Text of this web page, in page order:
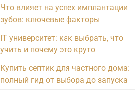
Что влияет на успех имплантации
зубов: ключевые факторы
IT университет: как выбрать, что
учить и почему это круто
Купить септик для частного дома:
полный гид от выбора до запуска